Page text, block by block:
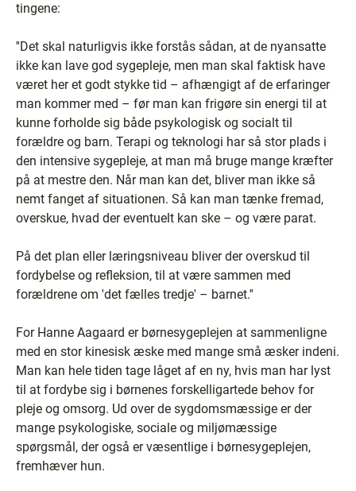
tingene:
''Det skal naturligvis ikke forstås sådan, at de nyansatte
ikke kan lave god sygepleje, men man skal faktisk have
været her et godt stykke tid – afhængigt af de erfaringer
man kommer med – før man kan frigøre sin energi til at
kunne forholde sig både psykologisk og socialt til
forældre og barn. Terapi og teknologi har så stor plads i
den intensive sygepleje, at man må bruge mange kræfter
på at mestre den. Når man kan det, bliver man ikke så
nemt fanget af situationen. Så kan man tænke fremad,
overskue, hvad der eventuelt kan ske – og være parat.
På det plan eller læringsniveau bliver der overskud til
fordybelse og refleksion, til at være sammen med
forældrene om 'det fælles tredje' – barnet.''
For Hanne Aagaard er børnesygeplejen at sammenligne
med en stor kinesisk æske med mange små æsker indeni.
Man kan hele tiden tage låget af en ny, hvis man har lyst
til at fordybe sig i børnenes forskelligartede behov for
pleje og omsorg. Ud over de sygdomsmæssige er der
mange psykologiske, sociale og miljømæssige
spørgsmål, der også er væsentlige i børnesygeplejen,
fremhæver hun.